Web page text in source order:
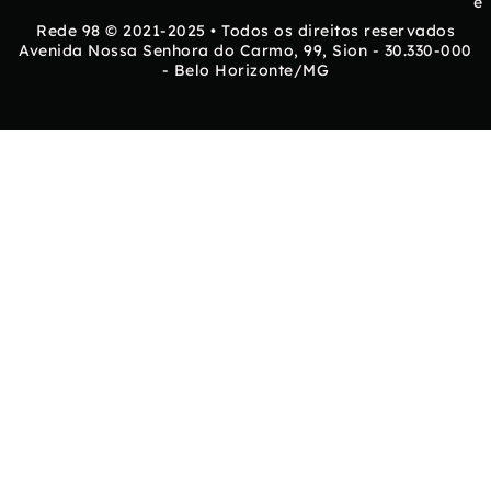
Rede 98 © 2021-2025 • Todos os direitos reservados
Avenida Nossa Senhora do Carmo, 99, Sion - 30.330-000
- Belo Horizonte/MG